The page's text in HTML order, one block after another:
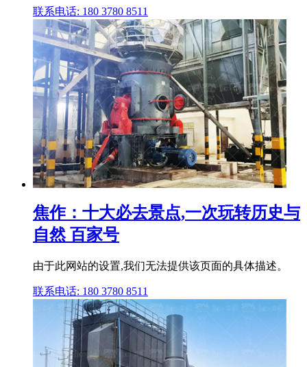
联系电话: 180 3780 8511
焦作：十大必去景点,一次玩转历史与
自然 百家号
由于此网站的设置,我们无法提供该页面的具体描述。
联系电话: 180 3780 8511